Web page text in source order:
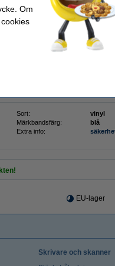
från 123ink. Denna tejp
9001).
Sort:
vinyl
Märkbandsfärg:
blå
Extra info:
EU-lager
Skrivare och skanner
Om